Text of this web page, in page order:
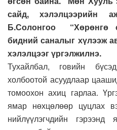
сайд, хэлэлцээрийн
Б.Солонгоо “Хөрөнгө
бидний саналыг хүлээж
хэлэлцээг үргэлжилнэ.
Тухайлбал, говийн
холбоотой асуудлаар
томоохон ахиц гарлаа.
ямар нөхцөлөөр цуцлах
нийлүүлэгчдийн